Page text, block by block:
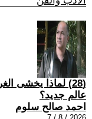
(28) لماذا يخشى
عالم جديد؟
احمد صالح سلوم